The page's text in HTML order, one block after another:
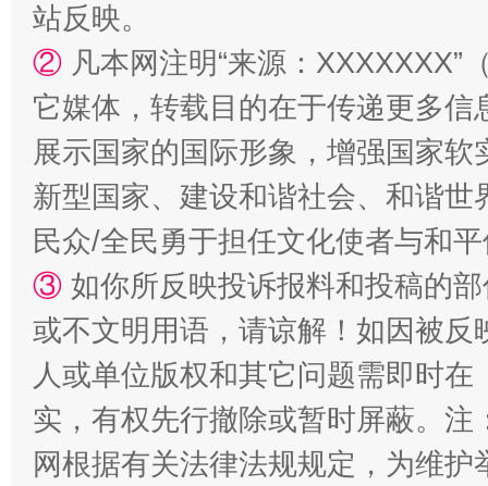
漫山遍野的桃花与雪山、麦地、白藏房 除
站反映。
② 凡本网注明“来源：
它媒体，转载目的在于传递更多
展示国家的国际形象，增强国家
新型国家、建设和谐社会、和谐
民众/全民勇于担任文化使者与和
③ 如你所反映投诉报料和投稿的
或不文明用语，请谅解！如因被
人或单位版权和其它问题需即时在
实，有权先行撤除或暂时屏蔽。
网根据有关法律法规规定，为维